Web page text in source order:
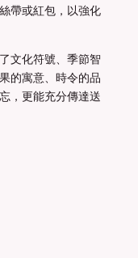
帶或紅包，以強化
文化符號、季節智
的寓意、時令的品
，更能充分傳達送